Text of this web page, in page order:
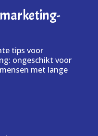
tips voor
ongeschikt voor
met lange